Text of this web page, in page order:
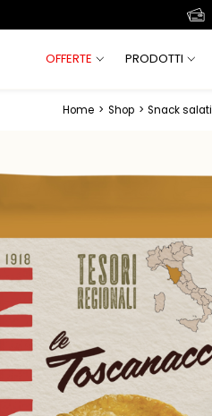
OFFERTE PRODOTTI
Home > Shop > Snack salati